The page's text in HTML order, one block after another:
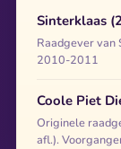
Sinterklaas
Raadgever van
2010-2011
Coole Piet
Originele
afl.).